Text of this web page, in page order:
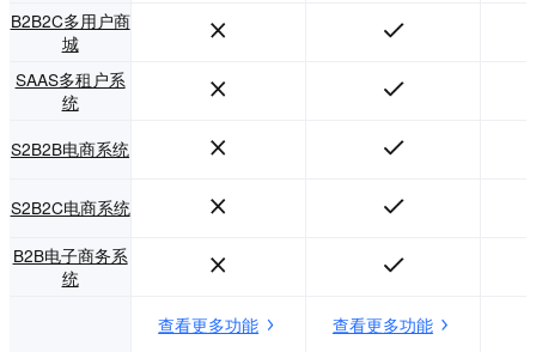
B2B2C多用户商
城
SAAS多租户系
统
S2B2B电商系统
S2B2C电商系统
B2B电子商务系
统
查看更多功能
查看更多功能